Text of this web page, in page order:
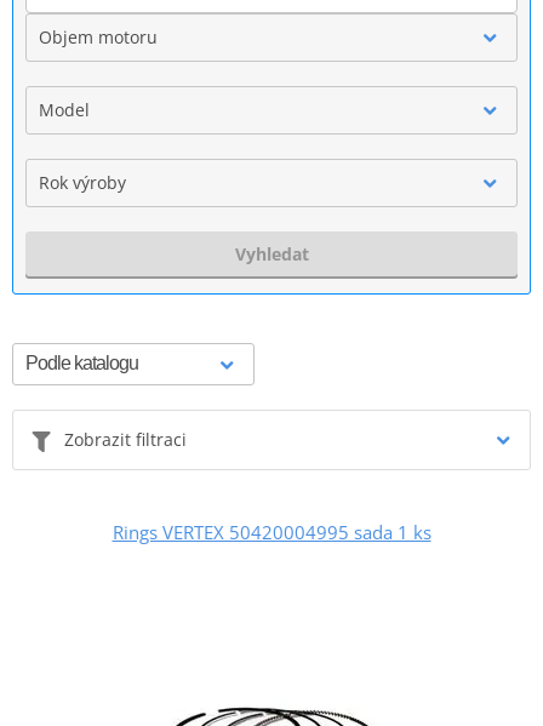
Objem motoru
Model
Rok výroby
Vyhledat
Zobrazit filtraci
Rings VERTEX 50420004995 sada 1 ks